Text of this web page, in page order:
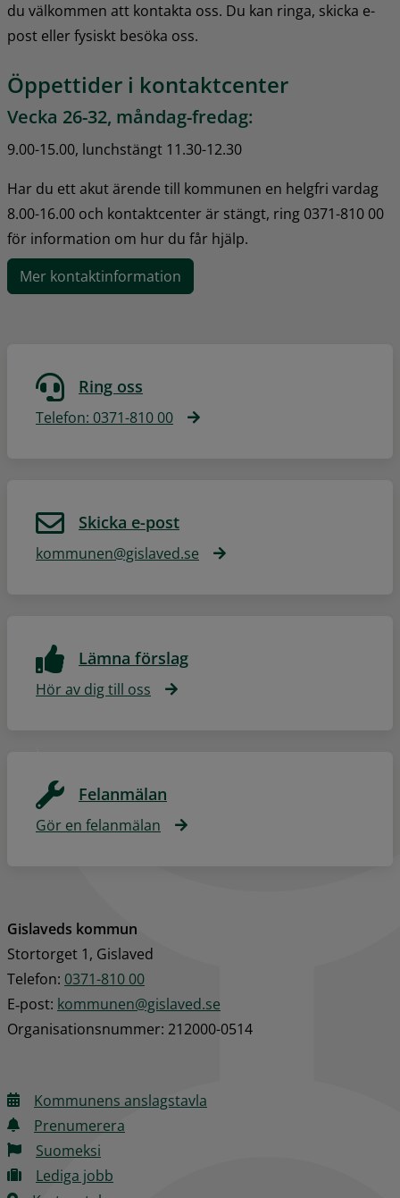
du välkommen att kontakta oss. Du kan ringa, skicka e-
post eller fysiskt besöka oss.
Öppettider i kontaktcenter
Vecka 26-32, måndag-fredag:
9.00-15.00, lunchstängt 11.30-12.30
Har du ett akut ärende till kommunen en helgfri vardag
8.00-16.00 och kontaktcenter är stängt, ring 0371-810 00
för information om hur du får hjälp.
Mer kontaktinformation
Ring oss
Telefon: 0371-810 00
Skicka e-post
kommunen@gislaved.se
Lämna förslag
Hör av dig till oss
Felanmälan
Gör en felanmälan
Gislaveds kommun
Stortorget 1, Gislaved
Telefon: 0371-810 00
E‑post: kommunen@gislaved.se
Organisationsnummer: 212000-0514
Kommunens anslagstavla
Prenumerera
Suomeksi
Lediga jobb